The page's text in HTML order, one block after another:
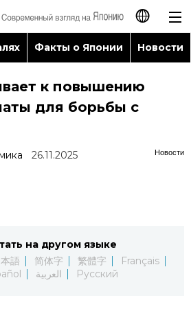
日本語
English
العربية
Факты о Японии Новости
к повышению
для борьбы с
Новости
26.11.2025
на другом языке
語 简体字 繁體字
Français
العربية Русский